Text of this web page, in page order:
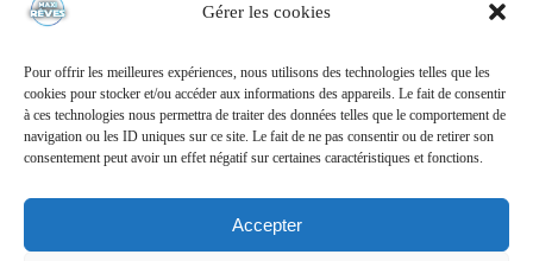
Gérer les cookies
Pour offrir les meilleures expériences, nous utilisons des technologies telles que les
cookies pour stocker et/ou accéder aux informations des appareils. Le fait de consentir
à ces technologies nous permettra de traiter des données telles que le comportement de
navigation ou les ID uniques sur ce site. Le fait de ne pas consentir ou de retirer son
consentement peut avoir un effet négatif sur certaines caractéristiques et fonctions.
Accepter
Mentions Légales Politique de confidentialité
Conditions Générales d’Utilisation